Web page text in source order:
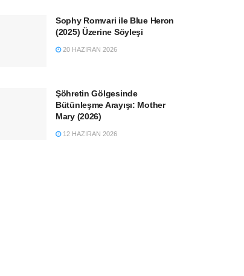
Sophy Romvari ile Blue Heron
(2025) Üzerine Söyleşi
20 HAZIRAN 2026
Şöhretin Gölgesinde
Bütünleşme Arayışı: Mother
Mary (2026)
12 HAZIRAN 2026